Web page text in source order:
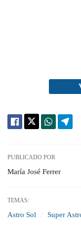
PUBLICADO POR
María José Ferrer
TEMAS:
Astro Sol Super